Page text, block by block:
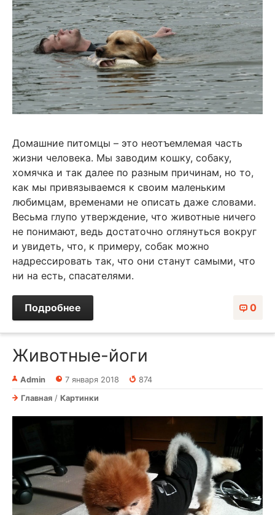
Домашние питомцы – это неотъемлемая часть
жизни человека. Мы заводим кошку, собаку,
хомячка и так далее по разным причинам, но то,
как мы привязываемся к своим маленьким
любимцам, временами не описать даже словами.
Весьма глупо утверждение, что животные ничего
не понимают, ведь достаточно оглянуться вокруг
и увидеть, что, к примеру, собак можно
надрессировать так, что они станут самыми, что
ни на есть, спасателями.
0
Подробнее
Животные-йоги
Admin 7 января 2018
874
Главная / Картинки